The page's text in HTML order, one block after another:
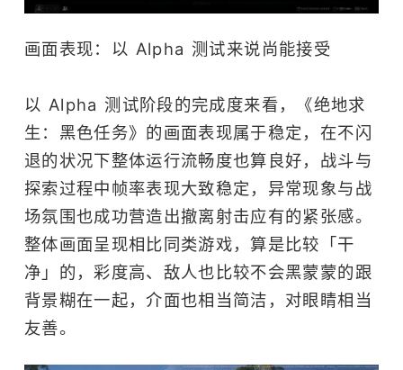
画面表现：以 Alpha 测试来说尚能接受
以 Alpha 测试阶段的完成度来看，《绝地求
生：黑色任务》的画面表现属于稳定，在不闪
退的状况下整体运行流畅度也算良好，战斗与
探索过程中帧率表现大致稳定，异常现象与战
场氛围也成功营造出撤离射击应有的紧张感。
整体画面呈现相比同类游戏，算是比较「干
净」的，彩度高、敌人也比较不会黑蒙蒙的跟
背景糊在一起，介面也相当简洁，对眼睛相当
友善。